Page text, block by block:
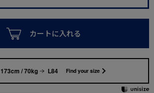
カートに入れる
173cm / 70kg L84 Find your size